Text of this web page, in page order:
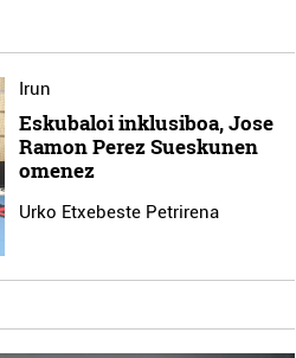
Irun
Eskubaloi inklusiboa, Jose
Ramon Perez Sueskunen
omenez
Urko Etxebeste Petrirena